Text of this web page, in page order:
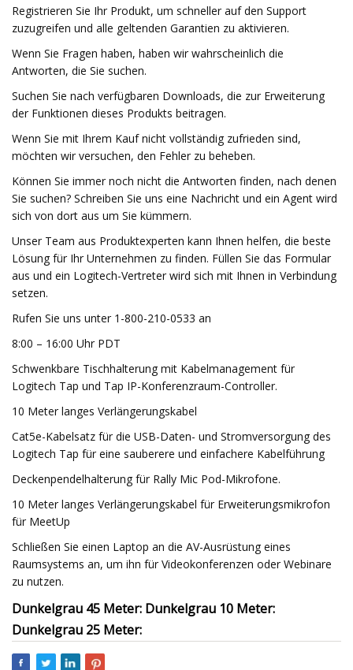
Registrieren Sie Ihr Produkt, um schneller auf den Support
zuzugreifen und alle geltenden Garantien zu aktivieren.
Wenn Sie Fragen haben, haben wir wahrscheinlich die
Antworten, die Sie suchen.
Suchen Sie nach verfügbaren Downloads, die zur Erweiterung
der Funktionen dieses Produkts beitragen.
Wenn Sie mit Ihrem Kauf nicht vollständig zufrieden sind,
möchten wir versuchen, den Fehler zu beheben.
Können Sie immer noch nicht die Antworten finden, nach denen
Sie suchen? Schreiben Sie uns eine Nachricht und ein Agent wird
sich von dort aus um Sie kümmern.
Unser Team aus Produktexperten kann Ihnen helfen, die beste
Lösung für Ihr Unternehmen zu finden. Füllen Sie das Formular
aus und ein Logitech-Vertreter wird sich mit Ihnen in Verbindung
setzen.
Rufen Sie uns unter 1-800-210-0533 an
8:00 – 16:00 Uhr PDT
Schwenkbare Tischhalterung mit Kabelmanagement für
Logitech Tap und Tap IP-Konferenzraum-Controller.
10 Meter langes Verlängerungskabel
Cat5e-Kabelsatz für die USB-Daten- und Stromversorgung des
Logitech Tap für eine sauberere und einfachere Kabelführung
Deckenpendelhalterung für Rally Mic Pod-Mikrofone.
10 Meter langes Verlängerungskabel für Erweiterungsmikrofon
für MeetUp
Schließen Sie einen Laptop an die AV-Ausrüstung eines
Raumsystems an, um ihn für Videokonferenzen oder Webinare
zu nutzen.
Dunkelgrau 45 Meter: Dunkelgrau 10 Meter:
Dunkelgrau 25 Meter: